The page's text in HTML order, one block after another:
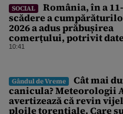
SOCIAL
România, în a
scădere a
2026 a adus prăbușirea
comerțului, potrivit
10:41
Gândul de Vreme
Cât mai
canicula? Meteorologii
avertizează că revin
ploile torențiale. Care